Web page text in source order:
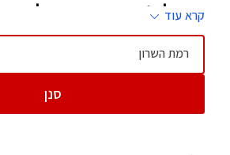
כיצד לשנות את העיצוב של
מעטים הלכו ולמדו את זה. הם
בתחום
ספק אם כאשר המציאו המקצוע
עיצוב פנים מגלם בתוכו הכל,
קרא עוד
רמת השרון
סנן